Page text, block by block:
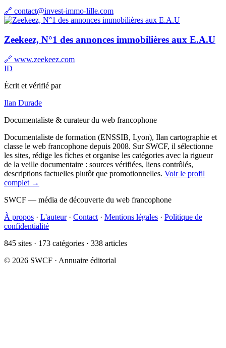
🔗 contact@invest-immo-lille.com
Zeekeez, N°1 des annonces immobilières aux E.A.U
🔗 www.zeekeez.com
ID
Écrit et vérifié par
Ilan Durade
Documentaliste & curateur du web francophone
Documentaliste de formation (ENSSIB, Lyon), Ilan cartographie et
classe le web francophone depuis 2008. Sur SWCF, il sélectionne
les sites, rédige les fiches et organise les catégories avec la rigueur
de la veille documentaire : sources vérifiées, liens contrôlés,
descriptions factuelles plutôt que promotionnelles. Voir le profil
complet →
SWCF — média de découverte du web francophone
À propos · L'auteur · Contact · Mentions légales · Politique de
confidentialité
845 sites · 173 catégories · 338 articles
© 2026 SWCF · Annuaire éditorial